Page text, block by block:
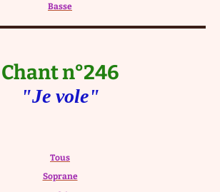
Basse
Chant n°246
"Je vole"
Tous
Soprane